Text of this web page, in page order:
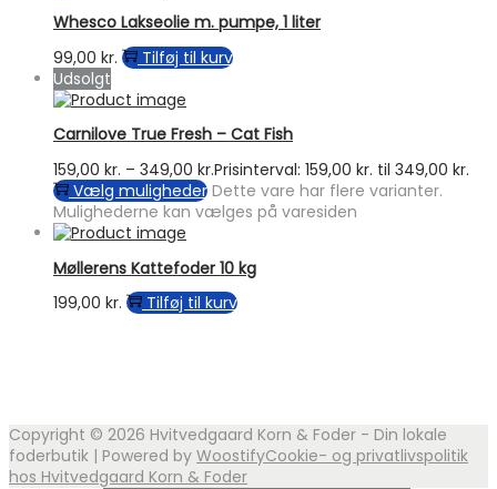
Whesco Lakseolie m. pumpe, 1 liter
99,00 kr.
Tilføj til kurv
Udsolgt
Carnilove True Fresh – Cat Fish
159,00 kr. – 349,00 kr.Prisinterval: 159,00 kr. til 349,00 kr.
Vælg muligheder Dette vare har flere varianter.
Mulighederne kan vælges på varesiden
Møllerens Kattefoder 10 kg
199,00 kr. Tilføj til kurv
Copyright © 2026 Hvitvedgaard Korn & Foder - Din lokale
foderbutik | Powered by WoostifyCookie- og privatlivspolitik
hos Hvitvedgaard Korn & Foder